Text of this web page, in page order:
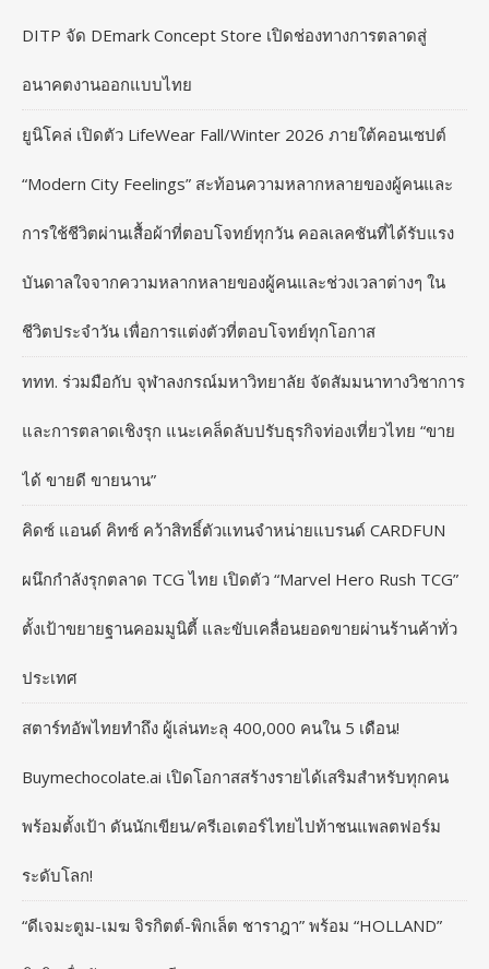
DITP จัด DEmark Concept Store เปิดช่องทางการตลาดสู่
อนาคตงานออกแบบไทย
ยูนิโคล่ เปิดตัว LifeWear Fall/Winter 2026 ภายใต้คอนเซปต์
“Modern City Feelings” สะท้อนความหลากหลายของผู้คนและ
การใช้ชีวิตผ่านเสื้อผ้าที่ตอบโจทย์ทุกวัน คอลเลคชันที่ได้รับแรง
บันดาลใจจากความหลากหลายของผู้คนและช่วงเวลาต่างๆ ใน
ชีวิตประจำวัน เพื่อการแต่งตัวที่ตอบโจทย์ทุกโอกาส
ททท. ร่วมมือกับ จุฬาลงกรณ์มหาวิทยาลัย จัดสัมมนาทางวิชาการ
และการตลาดเชิงรุก แนะเคล็ดลับปรับธุรกิจท่องเที่ยวไทย “ขาย
ได้ ขายดี ขายนาน”
คิดซ์ แอนด์ คิทซ์ คว้าสิทธิ์ตัวแทนจำหน่ายแบรนด์ CARDFUN
ผนึกกำลังรุกตลาด TCG ไทย เปิดตัว “Marvel Hero Rush TCG”
ตั้งเป้าขยายฐานคอมมูนิตี้ และขับเคลื่อนยอดขายผ่านร้านค้าทั่ว
ประเทศ
สตาร์ทอัพไทยทำถึง ผู้เล่นทะลุ 400,000 คนใน 5 เดือน!
Buymechocolate.ai เปิดโอกาสสร้างรายได้เสริมสำหรับทุกคน
พร้อมตั้งเป้า ดันนักเขียน/ครีเอเตอร์ไทยไปท้าชนแพลตฟอร์ม
ระดับโลก!
“ดีเจมะตูม-เมฆ จิรกิตต์-พิกเล็ต ชาราฎา” พร้อม “HOLLAND”